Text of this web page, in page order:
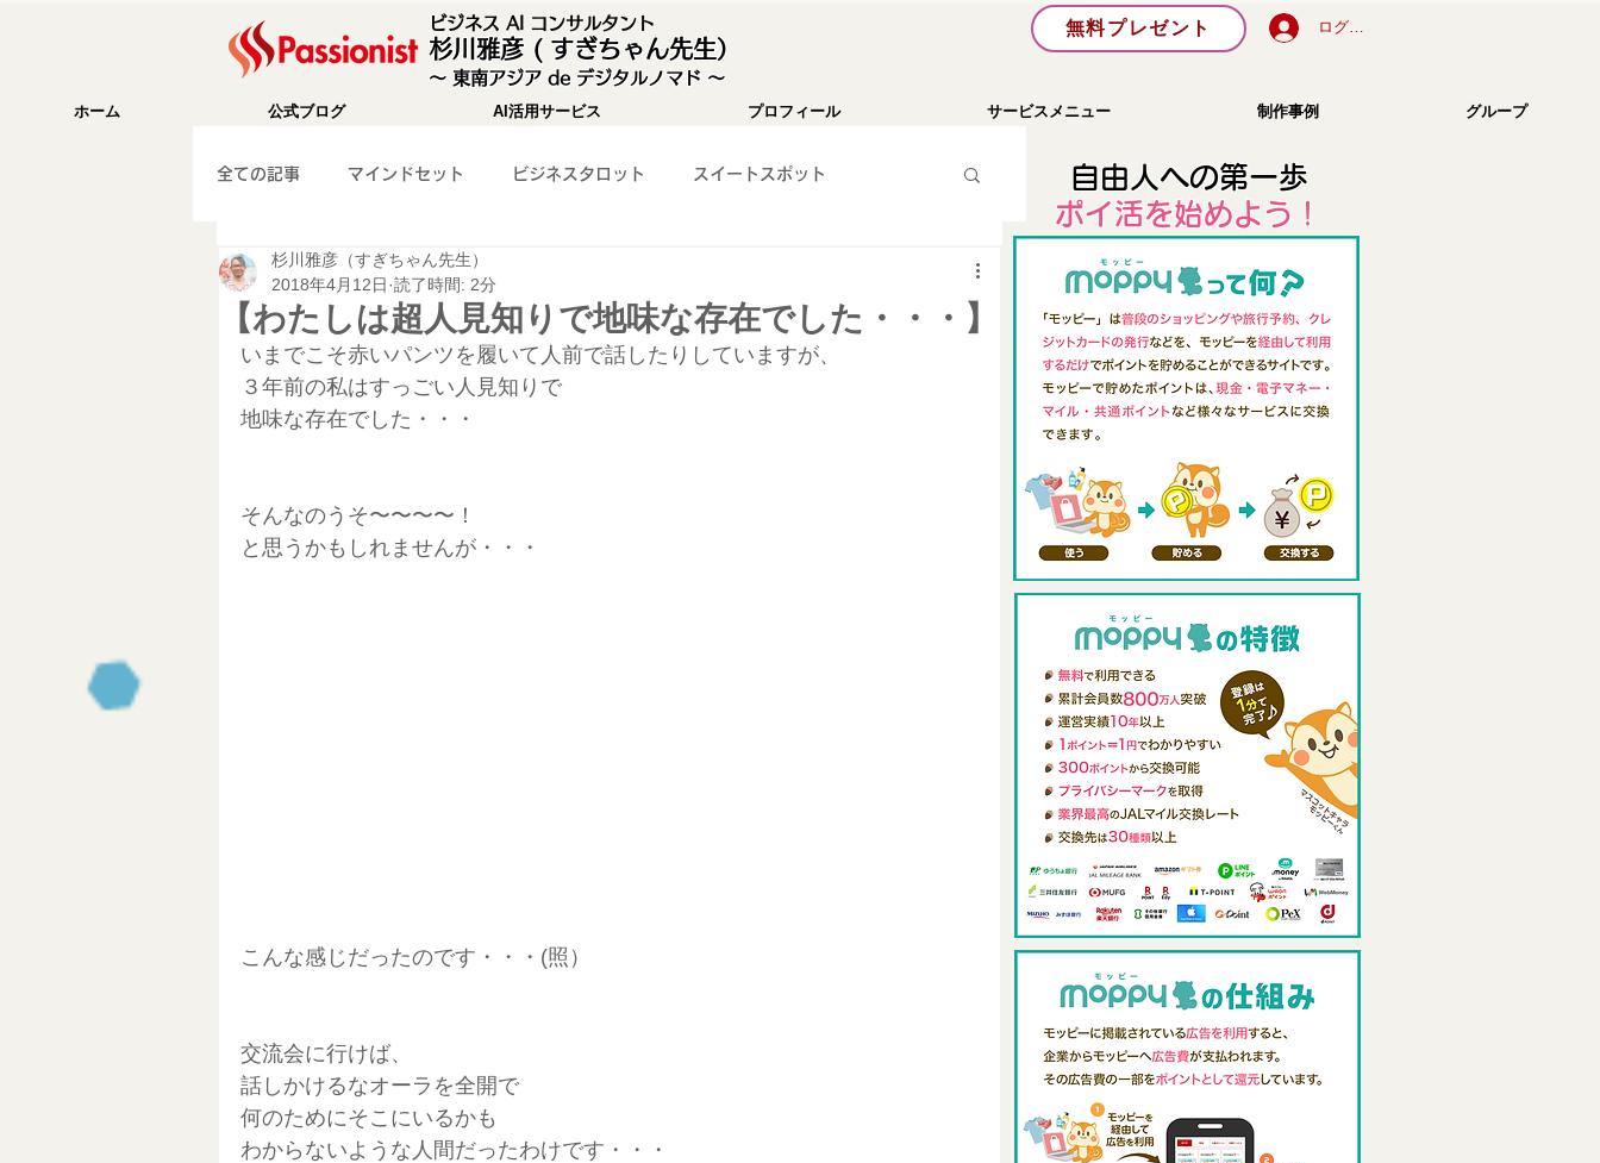
ビジネス AI コンサルタント
杉川雅彦 ( すぎちゃん先生）
〜 東南アジア de デジタルノマド 〜
無料プレゼント ログイン
ホーム 公式ブログ AI活用サービス プロフィール サービスメニュー 制作事例 グループ
全ての記事 マインドセット ビジネスタロット スイートスポット
成功法則 海外移住
WEB集客 ガジェット紹介 WEBツール紹介 SNS集客
Clubhouse セルフブランディング
【わたしは超人見知りで地味な存在でした・・・】
杉川雅彦（すぎちゃん先生）
2018年4月12日 読了時間: 2分
いまでこそ赤いパンツを履いて人前で話したりしていますが、
３年前の私はすっごい人見知りで
地味な存在でした・・・
そんなのうそ〜〜〜〜！
と思うかもしれませんが・・・
こんな感じだったのです・・・(照）
交流会に行けば、
話しかけるなオーラを全開で
何のためにそこにいるかも
わからないような人間だったわけです・・・
自由人への第一歩
​ポイ活を始めよう！